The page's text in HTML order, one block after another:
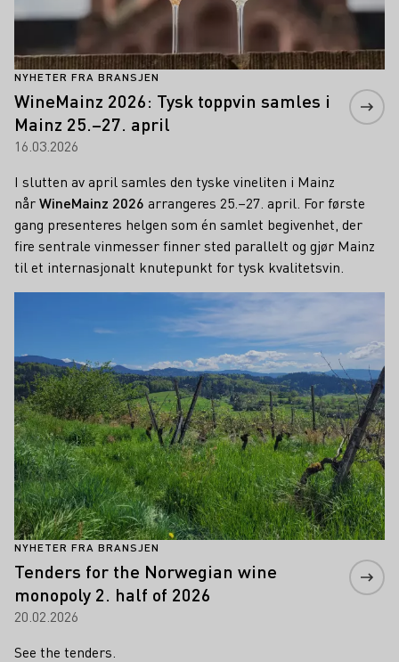
NYHETER FRA BRANSJEN
WineMainz 2026: Tysk toppvin samles i
Mainz 25.–27. april
16.03.2026
I slutten av april samles den tyske vineliten i Mainz
nårWineMainz 2026 arrangeres 25.–27. april. For første
gang presenteres helgen som én samlet begivenhet, der
fire sentrale vinmesser finner sted parallelt og gjør Mainz
til et internasjonalt knutepunkt for tysk kvalitetsvin.
NYHETER FRA BRANSJEN
Tenders for the Norwegian wine
monopoly 2. half of 2026
20.02.2026
See the tenders.